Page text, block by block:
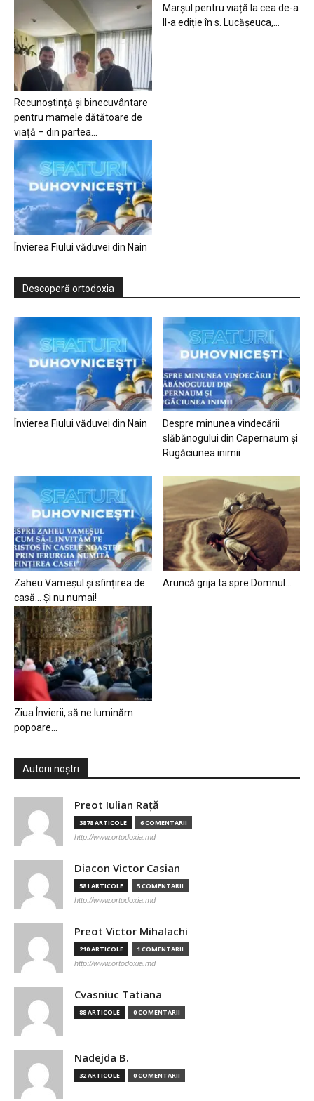
Recunoștință și binecuvântare
pentru mamele dătătoare de
viață – din partea...
Marșul pentru viață la cea de-a
II-a ediție în s. Lucășeuca,...
Învierea Fiului văduvei din Nain
Descoperă ortodoxia
Învierea Fiului văduvei din Nain
Despre minunea vindecării
slăbănogului din Capernaum și
Rugăciunea inimii
Zaheu Vameșul și sfințirea de
casă… Și nu numai!
Aruncă grija ta spre Domnul…
Ziua Învierii, să ne luminăm
popoare…
Autorii noștri
Preot Iulian Raţă
3878 ARTICOLE 6 COMENTARII
http://www.ortodoxia.md
Diacon Victor Casian
581 ARTICOLE 5 COMENTARII
http://www.ortodoxia.md
Preot Victor Mihalachi
210 ARTICOLE 1 COMENTARII
http://www.ortodoxia.md
Cvasniuc Tatiana
88 ARTICOLE 0 COMENTARII
Nadejda B.
32 ARTICOLE 0 COMENTARII